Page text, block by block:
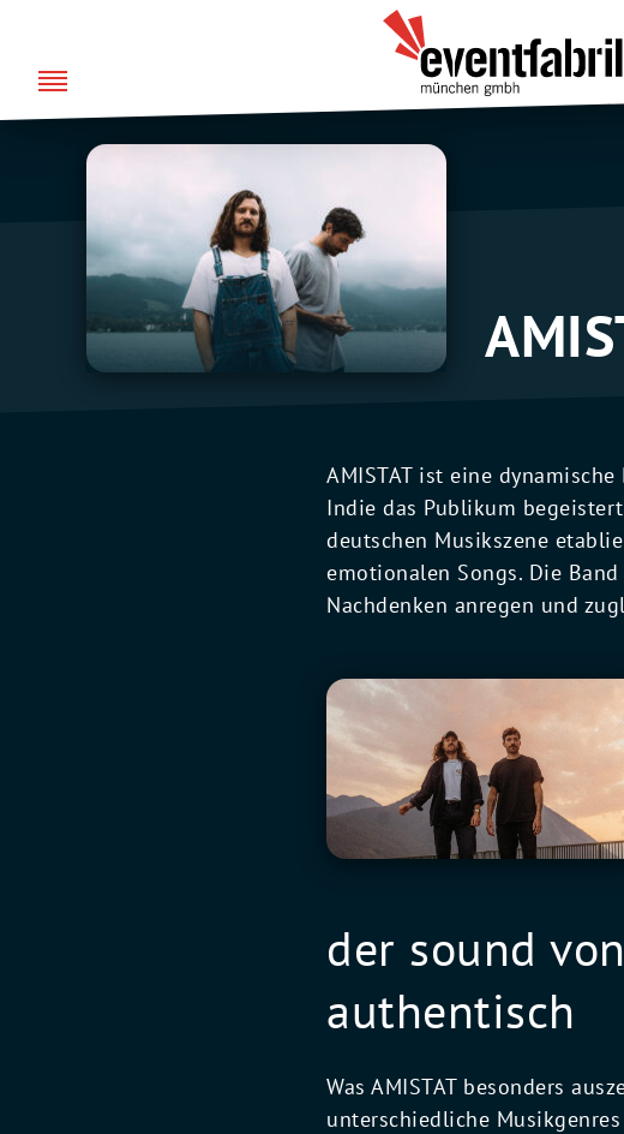
springen
AMISTAT ist eine
Indie das Publikum
deutschen Musikszene
emotionalen Songs. Die
Nachdenken anregen und
der sound
authentisch
Was AMISTAT besonders
unterschiedliche